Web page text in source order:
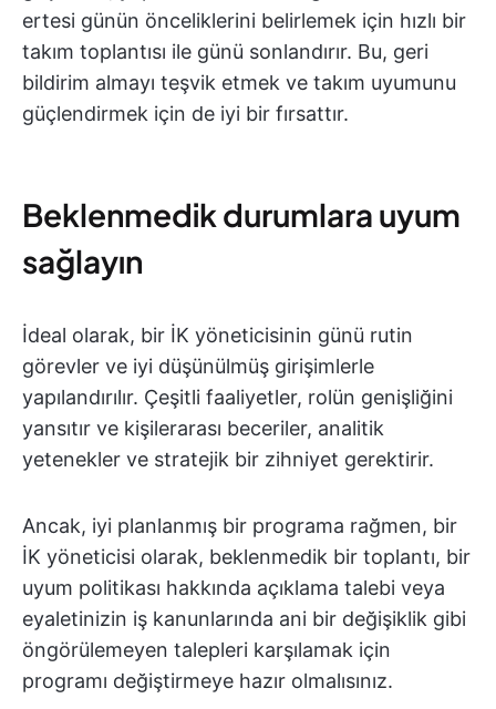
ertesi günün önceliklerini belirlemek için hızlı bir
takım toplantısı ile günü sonlandırır. Bu, geri
bildirim almayı teşvik etmek ve takım uyumunu
güçlendirmek için de iyi bir fırsattır.
Beklenmedik durumlara uyum
sağlayın
İdeal olarak, bir İK yöneticisinin günü rutin
görevler ve iyi düşünülmüş girişimlerle
yapılandırılır. Çeşitli faaliyetler, rolün genişliğini
yansıtır ve kişilerarası beceriler, analitik
yetenekler ve stratejik bir zihniyet gerektirir.
Ancak, iyi planlanmış bir programa rağmen, bir
İK yöneticisi olarak, beklenmedik bir toplantı, bir
uyum politikası hakkında açıklama talebi veya
eyaletinizin iş kanunlarında ani bir değişiklik gibi
öngörülemeyen talepleri karşılamak için
programı değiştirmeye hazır olmalısınız.